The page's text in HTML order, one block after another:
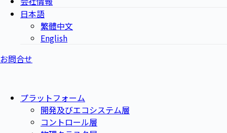
日本語
繁體中文
English
お問合せ
プラットフォーム
開発及びエコシステム層
コントロール層